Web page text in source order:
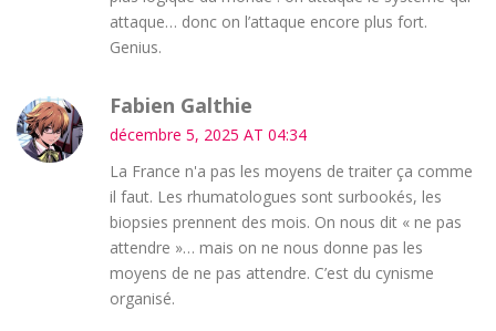
attaque… donc on l’attaque encore plus fort.
Genius.
Fabien Galthie
décembre 5, 2025 AT 04:34
La France n'a pas les moyens de traiter ça comme
il faut. Les rhumatologues sont surbookés, les
biopsies prennent des mois. On nous dit « ne pas
attendre »… mais on ne nous donne pas les
moyens de ne pas attendre. C’est du cynisme
organisé.